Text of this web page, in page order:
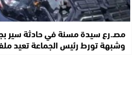
مصـ.رع سيدة مسنة في حادثة سير
وشبهة تورط رئيس الجماعة تعيد